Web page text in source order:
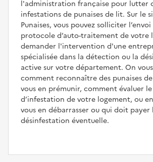
l'administration française pour lutter
infestations de punaises de lit. Sur le
Punaises, vous pouvez solliciter
protocole d’auto-traitement de votre
demander l'intervention d'une
spécialisée dans la détection ou la
active sur votre département. On
comment reconnaître des punaises
vous en prémunir, comment évaluer
d’infestation de votre logement, ou
vous en débarrasser ou qui doit payer
désinfestation éventuelle.